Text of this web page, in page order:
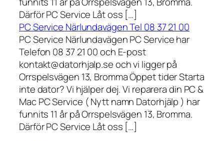
Därför PC Service Låt oss […]
PC Service Närlundavägen Tel 08 37 21 00
PC Service Närlundavägen PC Service har
Telefon 08 37 21 00 och E-post
kontakt@datorhjalp.se och vi ligger på
Orrspelsvägen 13, Bromma Öppet tider Starta
inte dator? Vi hjälper dej. Vi reparera din PC &
Mac PC Service ( Nytt namn Datorhjälp ) har
funnits 11 år på Orrspelsvägen 13, Bromma.
Därför PC Service Låt oss […]